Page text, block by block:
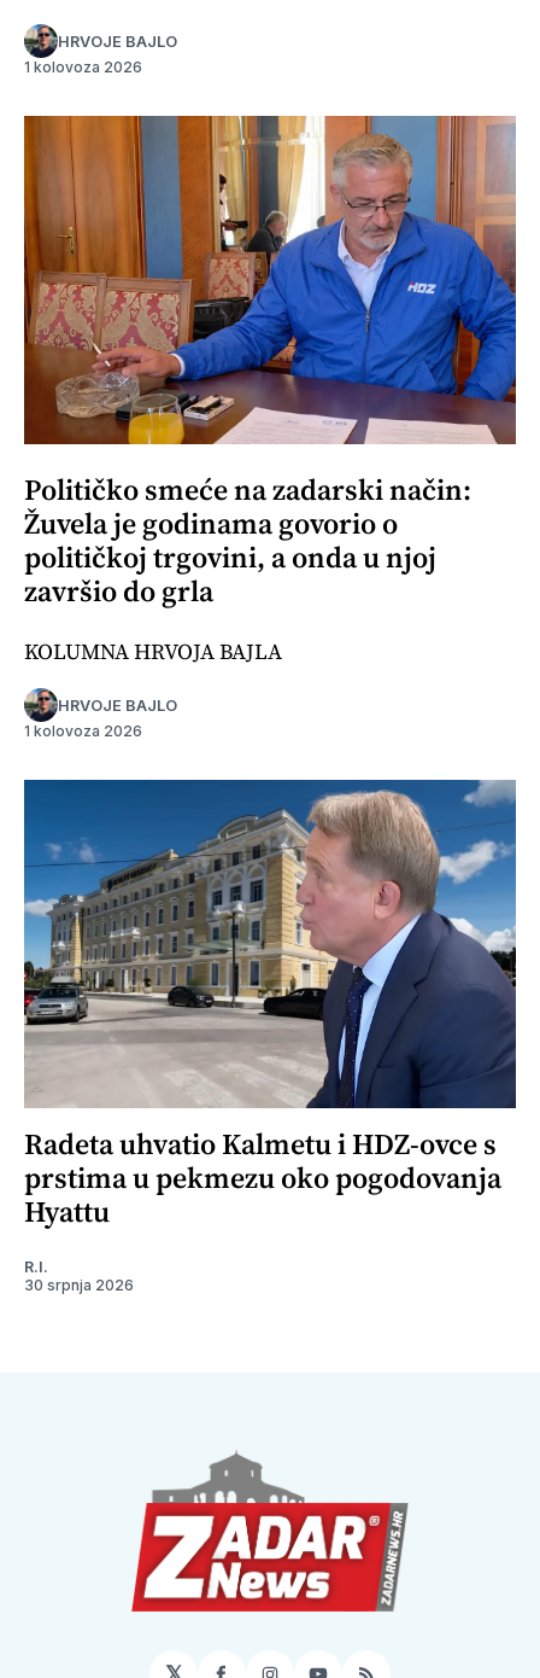
HRVOJE BAJLO
1 kolovoza 2026
Političko smeće na zadarski način:
Žuvela je godinama govorio o
političkoj trgovini, a onda u njoj
završio do grla
KOLUMNA HRVOJA BAJLA
HRVOJE BAJLO
1 kolovoza 2026
Radeta uhvatio Kalmetu i HDZ-ovce s
prstima u pekmezu oko pogodovanja
Hyattu
R.I.
30 srpnja 2026